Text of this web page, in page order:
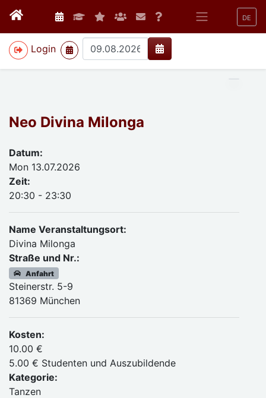
DE
Login
>
Neo Divina Milonga
Datum:
Mon 13.07.2026
Zeit:
20:30 - 23:30
Name Veranstaltungsort:
Divina Milonga
Straße und Nr.:
Anfahrt
Steinerstr. 5-9
81369 München
Kosten:
10.00 €
5.00 € Studenten und Auszubildende
Kategorie:
Tanzen